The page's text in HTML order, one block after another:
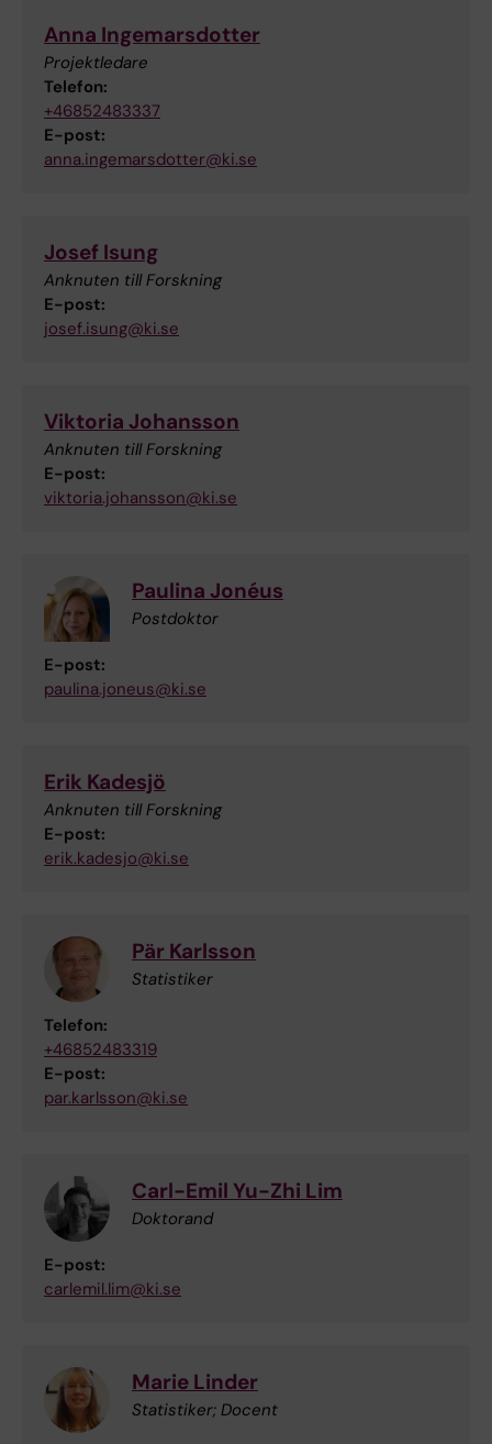
Anna Ingemarsdotter
Projektledare
Telefon:
+46852483337
E-post:
anna.ingemarsdotter@ki.se
Josef Isung
Anknuten till Forskning
E-post:
josef.isung@ki.se
Viktoria Johansson
Anknuten till Forskning
E-post:
viktoria.johansson@ki.se
Paulina Jonéus
Postdoktor
E-post:
paulina.joneus@ki.se
Erik Kadesjö
Anknuten till Forskning
E-post:
erik.kadesjo@ki.se
Pär Karlsson
Statistiker
Telefon:
+46852483319
E-post:
par.karlsson@ki.se
Carl-Emil Yu-Zhi Lim
Doktorand
E-post:
carlemil.lim@ki.se
Marie Linder
Statistiker; Docent